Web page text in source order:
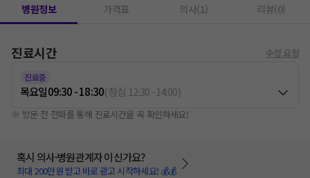
병원정보 가격표 의사(1) 리뷰(0)
진료시간 수정 요청
진료중
목요일09:30 - 18:30(점심 12:30-14:00)
※ 방문 전 전화를 통해 진료시간을 꼭 확인하세요!
혹시 의사·병원관계자 이신가요?
최대 200만원 받고 바로 광고 시작하세요! 💰💰